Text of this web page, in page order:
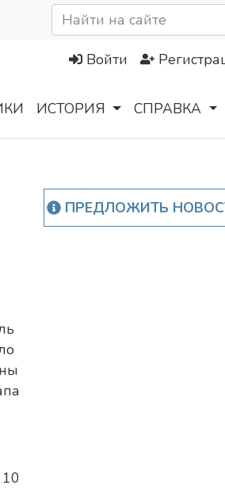
Войти
ИСТОРИЯ СПРАВКА
ПРЕДЛОЖИТЬ